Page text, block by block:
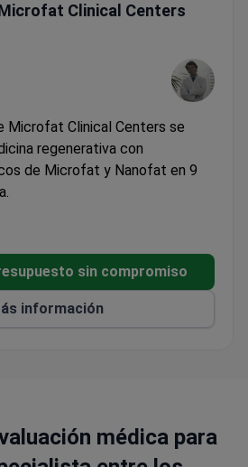
Clinical Centers
Microfat Clinical Centers se
regenerativa con
de Microfat y Nanofat en 9
en técnicas de injerto de
cerca de la zona comercial
en tratamientos
sin compromiso
información
médica para